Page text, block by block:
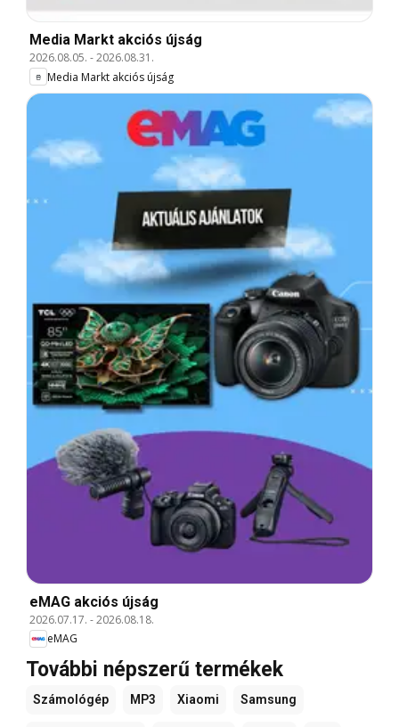
Media Markt akciós újság
2026.08.05. -2026.08.31.
Media Markt akciós újság
eMAG akciós újság
2026.07.17. -2026.08.18.
eMAG
További népszerű termékek
Számológép MP3 Xiaomi Samsung